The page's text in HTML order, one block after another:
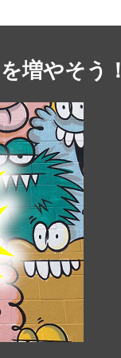
増やそう！